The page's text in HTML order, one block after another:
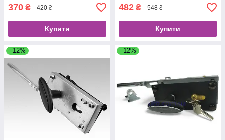
370 ₴ 420 ₴
Купити
482 ₴ 548 ₴
Купити
–12% –12%